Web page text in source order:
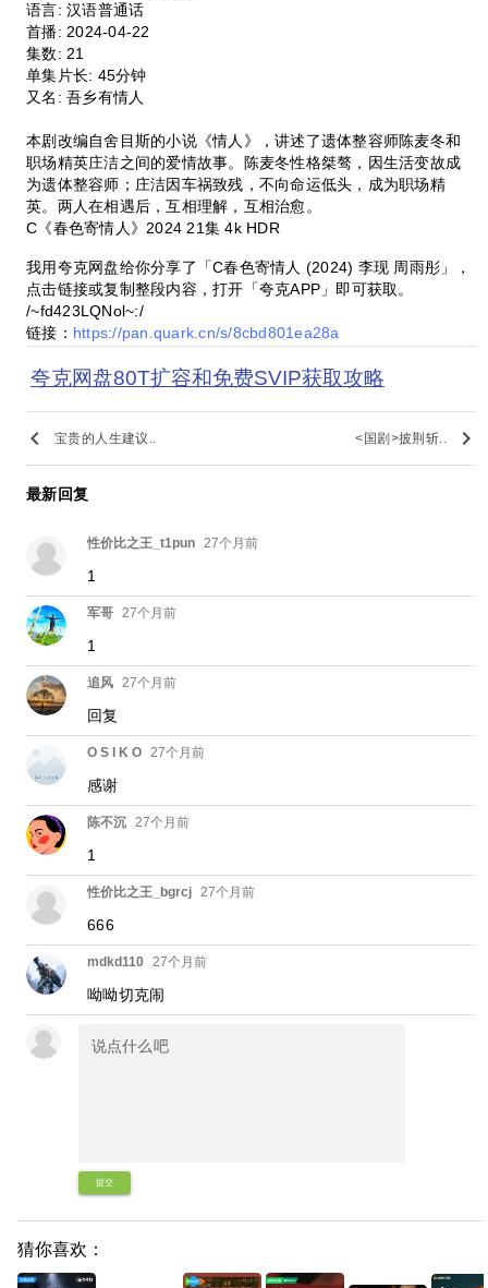
语言: 汉语普通话
首播: 2024-04-22
集数: 21
单集片长: 45分钟
又名: 吾乡有情人
本剧改编自舍目斯的小说《情人》，讲述了遗体整容师陈麦冬和
职场精英庄洁之间的爱情故事。陈麦冬性格桀骜，因生活变故成
为遗体整容师；庄洁因车祸致残，不向命运低头，成为职场精
英。两人在相遇后，互相理解，互相治愈。
C《春色寄情人》2024 21集 4k HDR
我用夸克网盘给你分享了「C春色寄情人 (2024) 李现 周雨彤」，
点击链接或复制整段内容，打开「夸克APP」即可获取。
/~fd423LQNol~:/
链接： https://pan.quark.cn/s/8cbd801ea28a
夸克网盘80T扩容和免费SVIP获取攻略
keyboard_arrow_left 宝贵的人生建议.. <国剧>披荆斩.. keyboard_arrow_right
最新回复
性价比之王_t1pun 27个月前
1
军哥 27个月前
1
追风 27个月前
回复
O S I K O 27个月前
感谢
陈不沉 27个月前
1
性价比之王_bgrcj 27个月前
666
mdkd110 27个月前
呦呦切克闹
提交
猜你喜欢：